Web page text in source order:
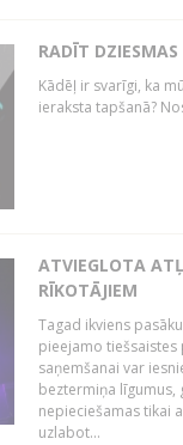
RADĪT
Kādēļ ir svarīgi, ka
ieraksta tapšanā?
ATVIEGLOTA
RĪKOTĀJIEM
Tagad ikviens
pieejamo tiešsaistes
saņemšanai var
beztermiņa līgumus,
nepieciešamas tikai
uzlabot...